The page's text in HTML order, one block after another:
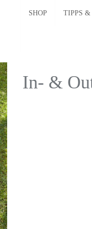
SHOP TIPPS &
In- &